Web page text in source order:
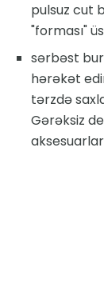
pulsuz cut
"forması"
sərbəst
hərəkət
tərzdə
Gərəksiz